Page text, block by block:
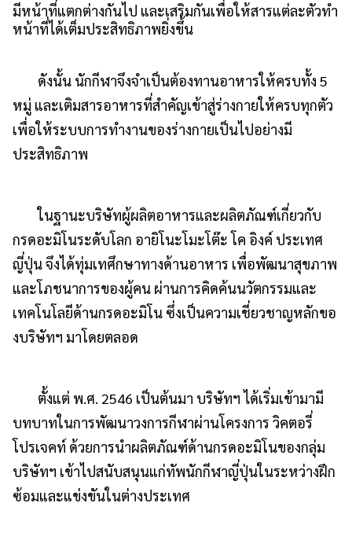
มีหน้าที่แตกต่างกันไป และเสริมกันเพื่อให้สารแต่ละตัวทำ
หน้าที่ได้เต็มประสิทธิภาพยิ่งขึ้น
ดังนั้น นักกีฬาจึงจำเป็นต้องทานอาหารให้ครบทั้ง 5
หมู่ และเติมสารอาหารที่สำคัญเข้าสู่ร่างกายให้ครบทุกตัว
เพื่อให้ระบบการทำงานของร่างกายเป็นไปอย่างมี
ประสิทธิภาพ
ในฐานะบริษัทผู้ผลิตอาหารและผลิตภัณฑ์เกี่ยวกับ
กรดอะมิโนระดับโลก อายิโนะโมะโต๊ะ โค อิงค์ ประเทศ
ญี่ปุ่น จึงได้ทุ่มเทศึกษาทางด้านอาหาร เพื่อพัฒนาสุขภาพ
และโภชนาการของผู้คน ผ่านการคิดค้นนวัตกรรมและ
เทคโนโลยีด้านกรดอะมิโน ซึ่งเป็นความเชี่ยวชาญหลักขอ
งบริษัทฯ มาโดยตลอด
ตั้งแต่ พ.ศ. 2546 เป็นต้นมา บริษัทฯ ได้เริ่มเข้ามามี
บทบาทในการพัฒนาวงการกีฬาผ่านโครงการ วิคตอรี่
โปรเจคท์ ด้วยการนำผลิตภัณฑ์ด้านกรดอะมิโนของกลุ่ม
บริษัทฯ เข้าไปสนับสนุนแก่ทัพนักกีฬาญี่ปุ่นในระหว่างฝึก
ซ้อมและแข่งขันในต่างประเทศ